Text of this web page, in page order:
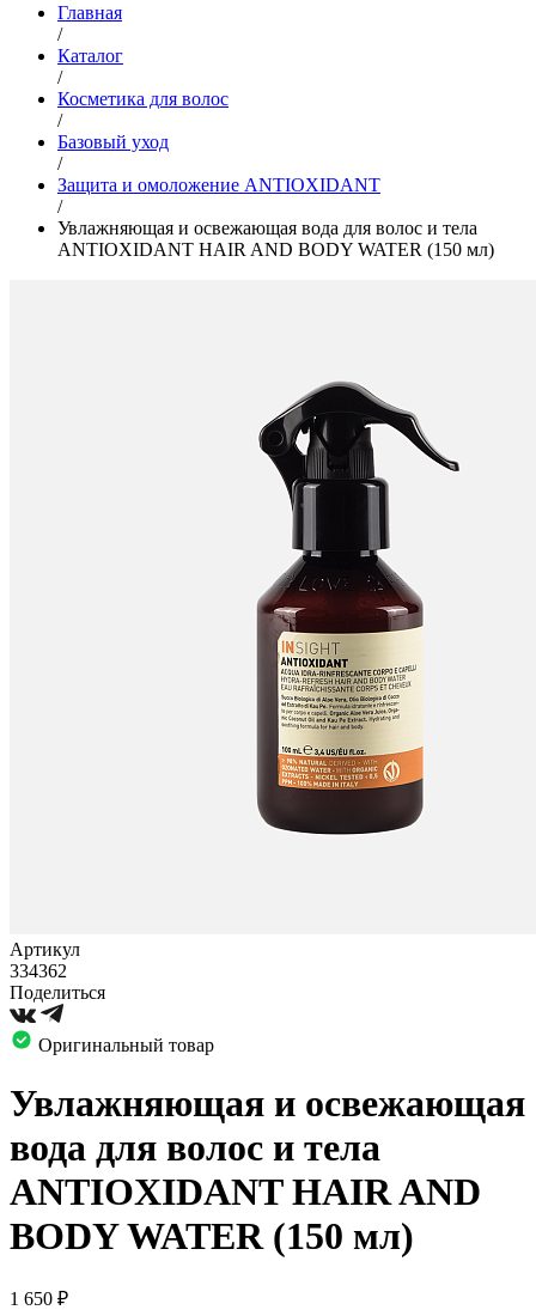
Главная
/
Каталог
/
Косметика для волос
/
Базовый уход
/
Защита и омоложение ANTIOXIDANT
/
Увлажняющая и освежающая вода для волос и тела
ANTIOXIDANT HAIR AND BODY WATER (150 мл)
Артикул
334362
Поделиться
Оригинальный товар
Увлажняющая и освежающая
вода для волос и тела
ANTIOXIDANT HAIR AND
BODY WATER (150 мл)
1 650 ₽